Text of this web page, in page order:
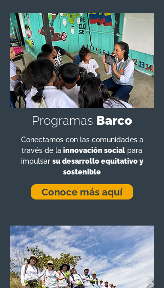
Programas Barco
Conectamos con las comunidades a
través de la innovación social para
impulsar su desarrollo equitativo y
sostenible
Conoce más aquí